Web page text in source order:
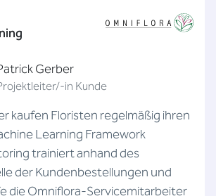
Gerber
in Kunde
kaufen Floristen regelmäßig ihren
Learning Framework
trainiert anhand des
der Kundenbestellungen und
die Omniflora-Servicemitarbeiter